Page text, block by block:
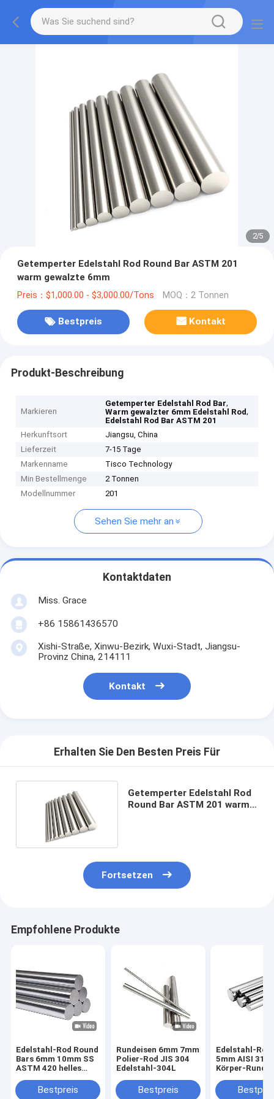
2/5
Getemperter Edelstahl Rod Round Bar ASTM 201
warm gewalzte 6mm
Preis：$1,000.00 - $3,000.00/Tons MOQ：2 Tonnen
Bestpreis Kontakt
Produkt-Beschreibung
Markieren
Getemperter Edelstahl Rod Bar,
Warm gewalzter 6mm Edelstahl Rod,
Edelstahl Rod Bar ASTM 201
Herkunftsort
Jiangsu, China
Lieferzeit
7-15 Tage
Markenname
Tisco Technology
Min Bestellmenge
2 Tonnen
Modellnummer
201
Sehen Sie mehr an
Kontaktdaten
Miss. Grace
+86 15861436570
Xishi-Straße, Xinwu-Bezirk, Wuxi-Stadt, Jiangsu-
Provinz China, 214111
Kontakt
Erhalten Sie Den Besten Preis Für
Getemperter Edelstahl Rod
Round Bar ASTM 201 warm
Fortsetzen
Empfohlene Produkte
Edelstahl-Rod Round
Bars 6mm 10mm SS
ASTM 420 helles
Bestpreis
Rundeisen 6mm 7mm
Polier-Rod JIS 304
Edelstahl-304L
Bestpreis
Edelstahl-Rod
5mm AISI
Körper-